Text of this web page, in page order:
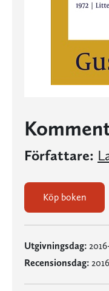
Författare:
Köp boken
Utgivningsdag:
Recensionsdag: